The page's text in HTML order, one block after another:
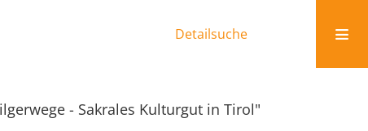
Detailsuche
- Sakrales Kulturgut in Tirol"